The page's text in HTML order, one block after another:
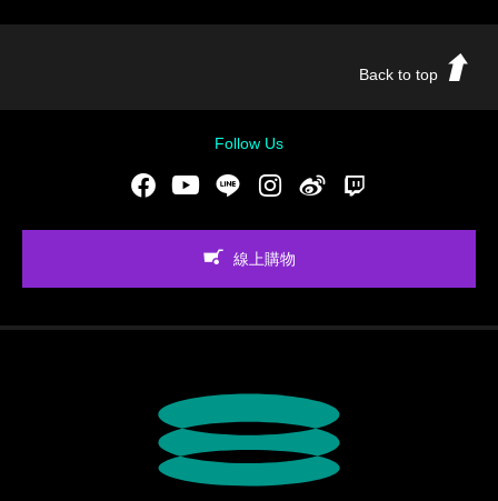
Back to top
Follow Us
FacebookYoutubeLINE Instgram新浪微博
線上購物